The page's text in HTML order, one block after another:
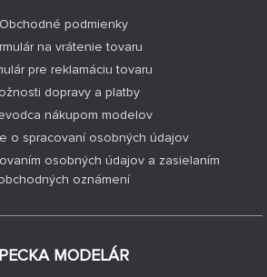
Obchodné podmienky
na vrátenie tovaru
pre reklamáciu tovaru
dopravy a platby
nákupom modelov
o spracovaní osobných údajov
osobných údajov a zasielaním
oznámení
PECKA MODELÁR